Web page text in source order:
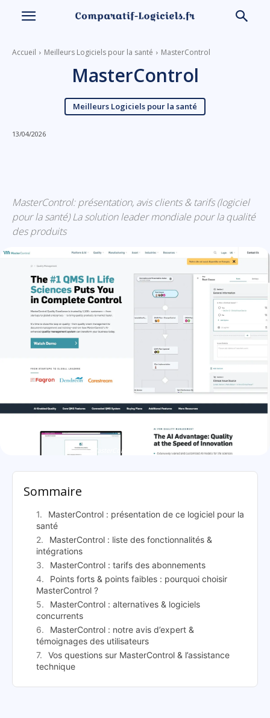
Accueil Meilleurs Logiciels pour la santé MasterControl
MasterControl
Meilleurs Logiciels pour la santé
13/04/2026
MasterControl: présentation, avis clients & tarifs (logiciel
pour la santé) La solution leader mondiale pour la qualité
des produits
MasterControl: présentation
Sommaire
MasterControl : présentation de ce logiciel pour la
santé
MasterControl : liste des fonctionnalités &
intégrations
MasterControl : tarifs des abonnements
Points forts & points faibles : pourquoi choisir
MasterControl ?
MasterControl : alternatives & logiciels
concurrents
MasterControl : notre avis d’expert &
témoignages des utilisateurs
Vos questions sur MasterControl & l’assistance
technique